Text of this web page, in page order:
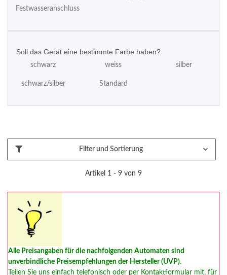
Festwasseranschluss
Soll das Gerät eine bestimmte Farbe haben?
schwarz weiss silber
schwarz/silber Standard
Filter und Sortierung
Artikel 1 - 9 von 9
Alle Preisangaben für die nachfolgenden Automaten sind
unverbindliche Preisempfehlungen der Hersteller (UVP).
Teilen Sie uns einfach telefonisch oder per Kontaktformular mit, für